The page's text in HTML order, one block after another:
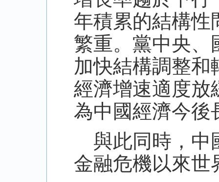
年積累的結構性
繁重。黨中央、
加快結構調整和
經濟增速適度放
為中國經濟今後
與此同時，中
金融危機以來世